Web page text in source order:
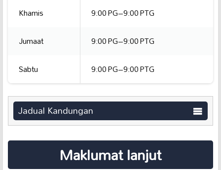
Khamis
9:00 PG–9:00 PTG
Jumaat
9:00 PG–9:00 PTG
Sabtu
9:00 PG–9:00 PTG
Jadual Kandungan
Maklumat lanjut